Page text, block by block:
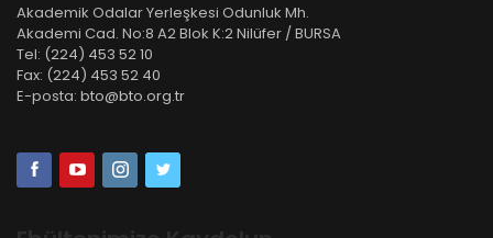
Akademik Odalar Yerleşkesi Odunluk Mh.
Akademi Cad. No:8 A2 Blok K:2 Nilüfer / BURSA
Tel: (224) 453 52 10
Fax: (224) 453 52 40
E-posta: bto@bto.org.tr